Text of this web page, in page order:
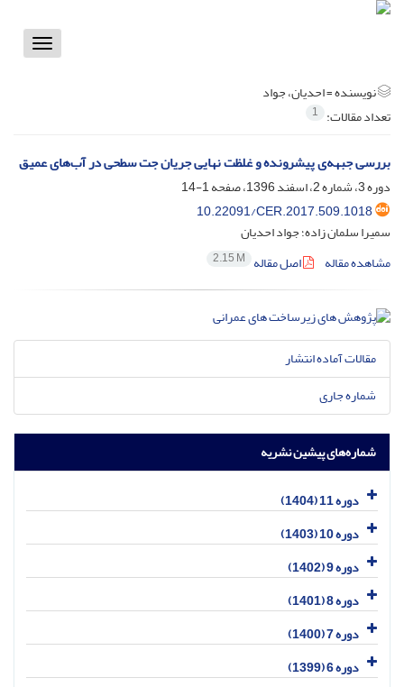
Toggle
نویسنده =احدیان، جواد
تعداد مقالات: 1
بررسی جبهه‌ی پیشرونده و غلظت نهایی جریان جت سطحی در آب‌های عمیق
دوره 3، شماره 2، اسفند 1396، صفحه
1-14
10.22091/CER.2017.509.1018
سمیرا سلمان زاده؛ جواد احدیان
مشاهده مقاله
اصل مقاله 2.15 M
مقالات آماده انتشار
شماره جاری
شماره‌های پیشین نشریه
دوره 11 (1404)
دوره 10 (1403)
دوره 9 (1402)
دوره 8 (1401)
دوره 7 (1400)
دوره 6 (1399)